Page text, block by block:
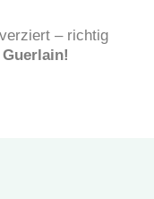
– richtig